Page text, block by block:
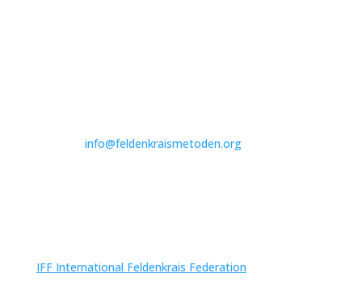
info@feldenkraismetoden.org
IFF International Feldenkrais Federation